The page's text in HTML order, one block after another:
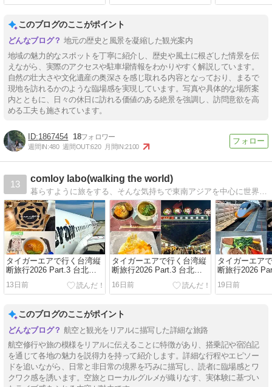
このブログのここがポイント
地元の歴史と風景を凝縮した観光案内
地域の魅力的なスポットを丁寧に紹介し、歴史や風土に根ざした情景を伝
えながら、実際のアクセスや駐車場情報をわかりやすく解説しています。
自然の壮大さや文化遺産の奥深さを感じ取れる内容となっており、まるで
現地を訪れるかのような臨場感を実現しています。写真や具体的な場所案
内とともに、日々の休日に訪れる価値のある絶景を強調し、訪問意欲を高
める工夫も施されています。
1867454 18
週間IN:480 週間OUT:620 月間IN:2100
13
comloy labo(walking the world)
暮らすように旅をする、そんな気持ちで東南アジアを中心に世界各国、日本各地をスナップ写真を撮りながらぶらーり散歩しています。
タイガーエアで行く台湾縦
断旅行2026 Part.3 台北編 /
Vol.3 IT202 台北→成田搭乗
記 ～Homee KITCHENとプ
13日前
タイガーエアで行く台湾縦
断旅行2026 Part.3 台北編 /
Vol.2 南機場夜市 台北最後
の夜はローカルグルメ三昧
16日前
タイガーエア
断旅行2026
Vol.1 シーザ
宿泊記〜陽明
19日前
このブログのここがポイント
航空と観光をリアルに描写した詳細な旅路
航空修行や旅の模様をリアルに伝えることに特徴があり、搭乗記や宿泊記
を通じて各地の魅力を説得力を持って紹介します。詳細な行程やエピソー
ドを追いながら、日常と非日常の境界を巧みに描写し、読者に臨場感とワ
クワク感を誘います。空旅とローカルグルメが織りなす、実体験に基づい